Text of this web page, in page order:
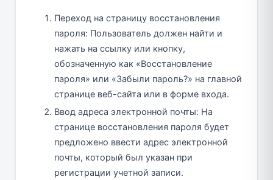
Переход на страницу восстановления
пароля: Пользователь должен найти и
нажать на ссылку или кнопку,
обозначенную как «Восстановление
пароля» или «Забыли пароль?» на главной
странице веб-сайта или в форме входа.
Ввод адреса электронной почты: На
странице восстановления пароля будет
предложено ввести адрес электронной
почты, который был указан при
регистрации учетной записи.